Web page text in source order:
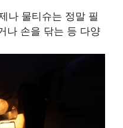
나 물티슈는 정말 필
나 손을 닦는 등 다양